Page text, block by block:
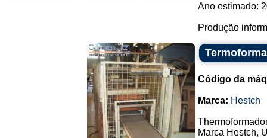
Ano estimado:
Produção
Código da
Marca: Hestch
Marca Hestch,